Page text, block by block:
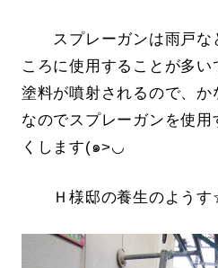
スプレーガンは雨戸な
ころに使用することが多
塗料が噴射されるので、か
なのでスプレーガンを使
くします(๑>◡
Ｈ様邸の養生のよう